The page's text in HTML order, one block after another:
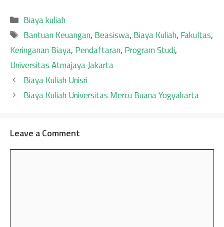
Categories
Biaya kuliah
Tags
Bantuan Keuangan, Beasiswa, Biaya Kuliah, Fakultas,
Keringanan Biaya, Pendaftaran, Program Studi,
Universitas Atmajaya Jakarta
Biaya Kuliah Unisri
Biaya Kuliah Universitas Mercu Buana Yogyakarta
Leave a Comment